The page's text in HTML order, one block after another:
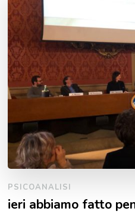
PSICOANALISI
ieri abbiamo fatto